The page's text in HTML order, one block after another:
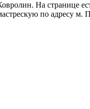
На странице
по адресу м.